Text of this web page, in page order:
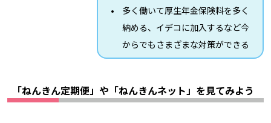
多く働いて厚生年金保険料を多く
納める、イデコに加入するなど今
からでもさまざまな対策ができる
「ねんきん定期便」や「ねんきんネット」を見てみよう